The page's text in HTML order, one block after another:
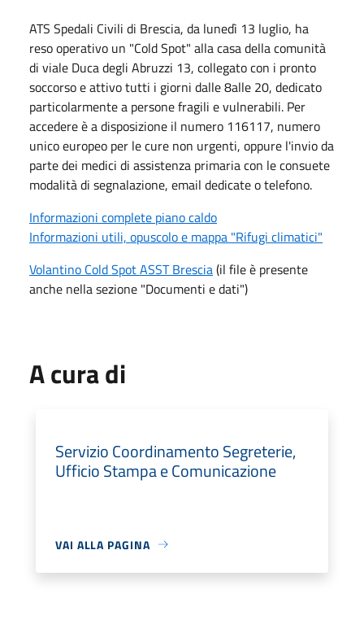
ATS Spedali Civili di Brescia, da lunedì 13 luglio, ha
reso operativo un "Cold Spot" alla casa della comunità
di viale Duca degli Abruzzi 13, collegato con i pronto
soccorso e attivo tutti i giorni dalle 8alle 20, dedicato
particolarmente a persone fragili e vulnerabili. Per
accedere è a disposizione il numero 116117, numero
unico europeo per le cure non urgenti, oppure l'invio da
parte dei medici di assistenza primaria con le consuete
modalità di segnalazione, email dedicate o telefono.
Informazioni complete piano caldo
Informazioni utili, opuscolo e mappa "Rifugi climatici"
Volantino Cold Spot ASST Brescia(il file è presente
anche nella sezione "Documenti e dati")
A cura di
Servizio Coordinamento Segreterie,
Ufficio Stampa e Comunicazione
VAI ALLA PAGINA